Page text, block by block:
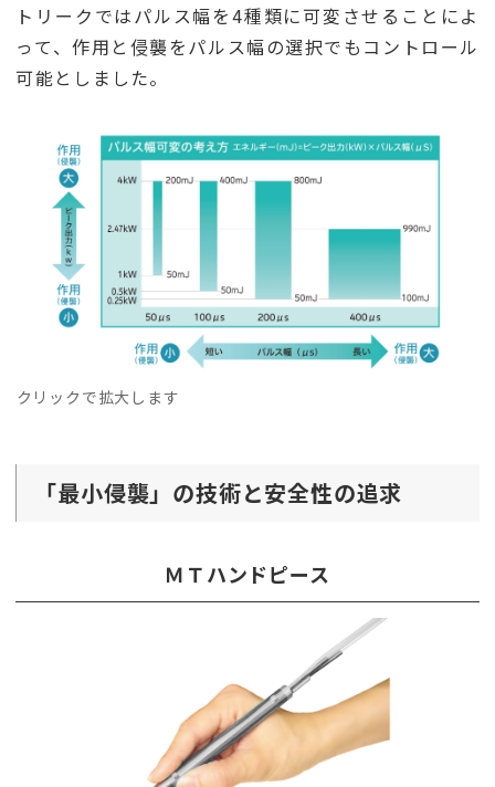
トリークではパルス幅を4種類に可変させることによ
って、作用と侵襲をパルス幅の選択でもコントロール
可能としました。
クリックで拡大します
「最小侵襲」の技術と安全性の追求
ＭＴハンドピース